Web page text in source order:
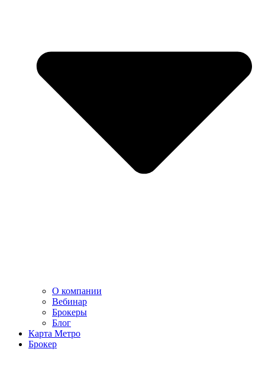
О компании
Вебинар
Брокеры
Блог
Карта Метро
Брокер